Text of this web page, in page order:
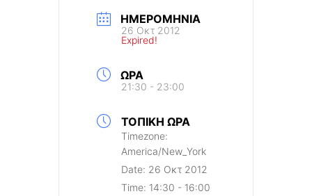
ΗΜΕΡΟΜΗΝΊΑ
26 Οκτ 2012
Expired!
ΏΡΑ
21:30 - 23:00
ΤΟΠΙΚΉ ΏΡΑ
Timezone:
America/New_York
Date: 26 Οκτ 2012
Time: 14:30 - 16:00